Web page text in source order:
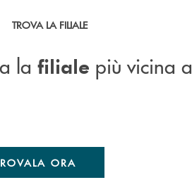
filiale più vicina a te.
TROVA LA FILIALE
la filiale più vicina a
ORA